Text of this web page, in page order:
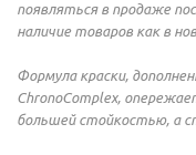
появляться в продаже
наличие товаров как в
Формула краски,
ChronoComplex,
большей стойкостью, а